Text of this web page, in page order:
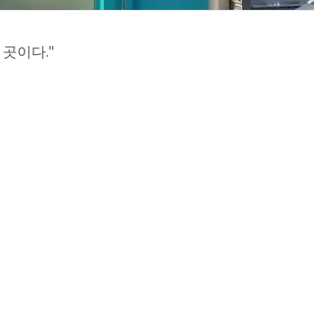
이다."